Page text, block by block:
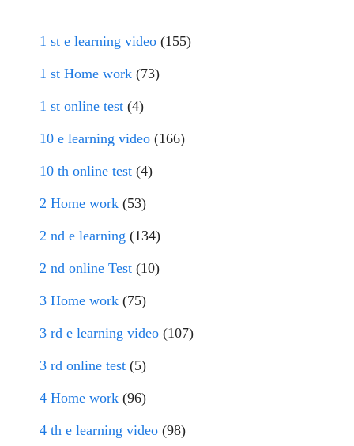
1 st e learning video (155)
1 st Home work (73)
1 st online test (4)
10 e learning video (166)
10 th online test (4)
2 Home work (53)
2 nd e learning (134)
2 nd online Test (10)
3 Home work (75)
3 rd e learning video (107)
3 rd online test (5)
4 Home work (96)
4 th e learning video (98)